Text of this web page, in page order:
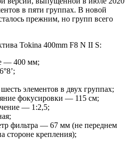
в пяти группах. В новой
прежним, но групп всего
Tokina 400mm F8 N II S:
— 400 мм;
элементов в двух группах;
фокусировки — 115 см;
— 1:2,5;
фильтра — 67 мм (не переднем
стороне крепления);